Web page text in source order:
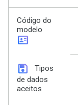
Código do
modelo
id_card
save
Tipos
de dados
aceitos